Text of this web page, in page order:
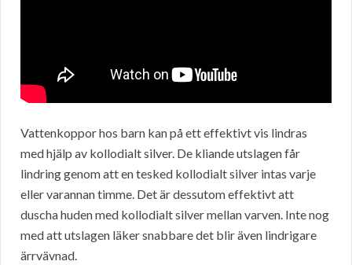
Vattenkoppor hos barn kan på ett effektivt vis lindras
med hjälp av kollodialt silver. De kliande utslagen får
lindring genom att en tesked kollodialt silver intas varje
eller varannan timme. Det är dessutom effektivt att
duscha huden med kollodialt silver mellan varven. Inte nog
med att utslagen läker snabbare det blir även lindrigare
ärrvävnad.